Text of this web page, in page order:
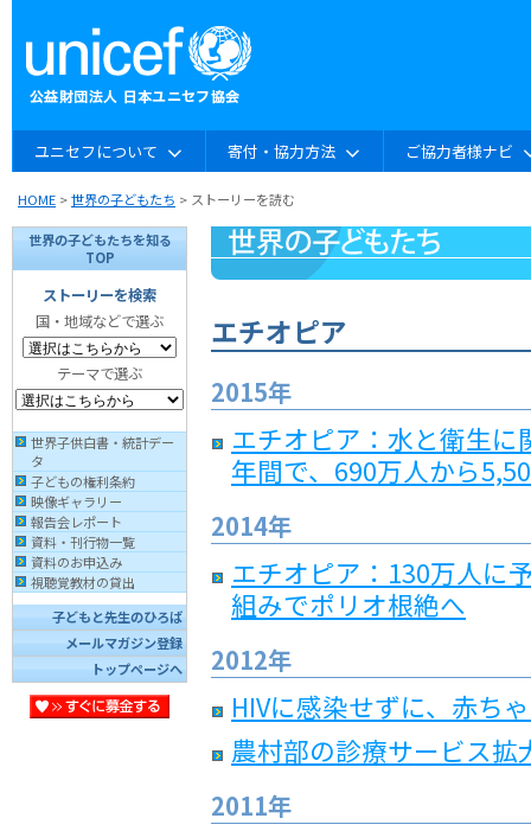
ユニセフについて 寄付・協力方法 ご協力者様ナビ
HOME >世界の子どもたち > ストーリーを読む
世界の子どもたちを知る
TOP
ストーリーを検索
国・地域などで選ぶ
テーマで選ぶ
世界子供白書・統計デー
タ
子どもの権利条約
映像ギャラリー
報告会レポート
資料・刊行物一覧
資料のお申込み
視聴覚教材の貸出
子どもと先生のひろば
メールマガジン登録
トップページへ
エチオピア
2015年
エチオピア：水と衛生に
年間で、690万人から
2014年
エチオピア：130万人に
組みでポリオ根絶へ
2012年
HIVに感染せずに、赤ち
農村部の診療サービス
2011年